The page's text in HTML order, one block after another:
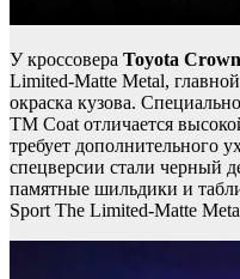
У кроссовера Toyota
Limited-Matte Metal,
окраска кузова.
TM Coat отличается
требует дополнительного
спецверсии стали черный
памятные шильдики и
Sport The Limited-Matte